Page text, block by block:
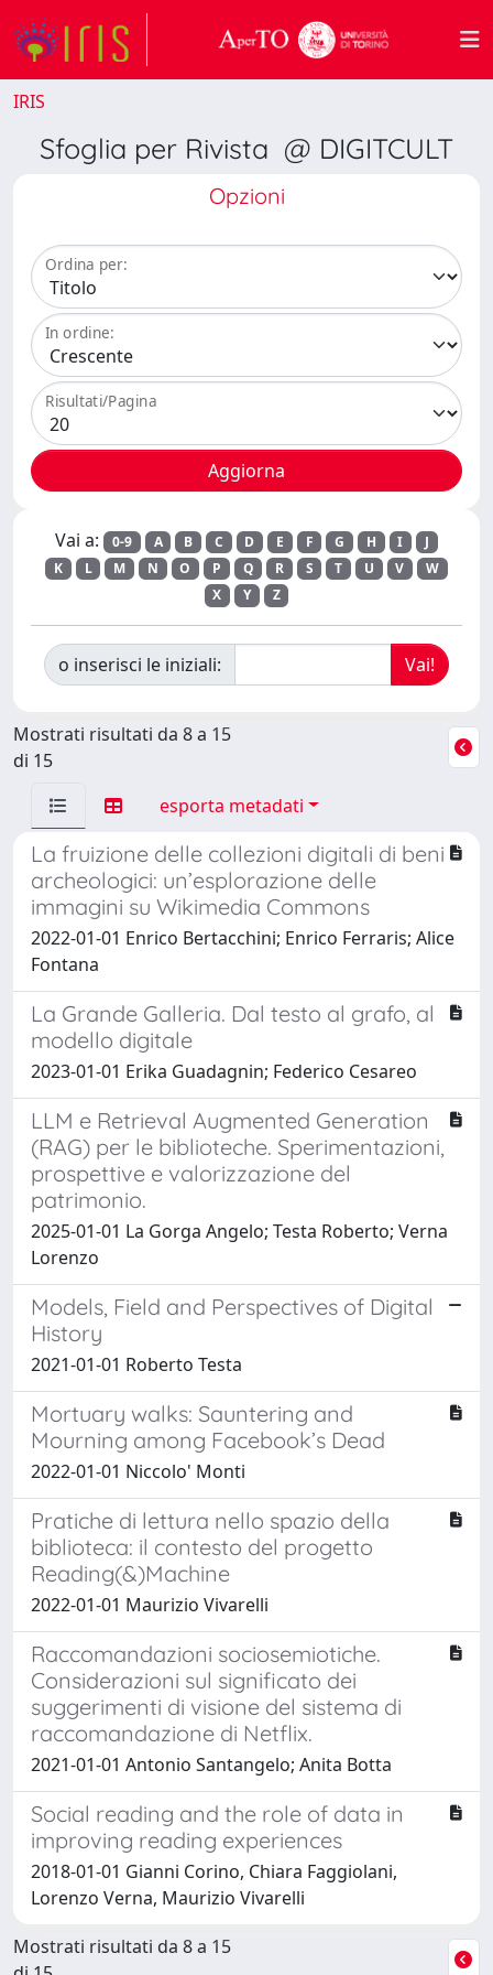
IRIS
Sfoglia per Rivista @ DIGITCULT
Opzioni
Ordina per:
In ordine:
Risultati/Pagina
Vai a: 0-9 A B C D E F G H I
J
K
L M N O P Q R S T U V
W
X
Y Z
o inserisci le iniziali:
Mostrati risultati da 8 a 15
di 15
esporta metadati
La fruizione delle collezioni digitali di beni
archeologici: un’esplorazione delle
immagini su Wikimedia Commons
2022-01-01 Enrico Bertacchini; Enrico Ferraris; Alice
Fontana
La Grande Galleria. Dal testo al grafo, al
modello digitale
2023-01-01 Erika Guadagnin; Federico Cesareo
LLM e Retrieval Augmented Generation
(RAG) per le biblioteche. Sperimentazioni,
prospettive e valorizzazione del
patrimonio.
2025-01-01 La Gorga Angelo; Testa Roberto; Verna
Lorenzo
Models, Field and Perspectives of Digital
History
2021-01-01 Roberto Testa
Mortuary walks: Sauntering and
Mourning among Facebook’s Dead
2022-01-01 Niccolo' Monti
Pratiche di lettura nello spazio della
biblioteca: il contesto del progetto
Reading(&)Machine
2022-01-01 Maurizio Vivarelli
Raccomandazioni sociosemiotiche.
Considerazioni sul significato dei
suggerimenti di visione del sistema di
raccomandazione di Netflix.
2021-01-01 Antonio Santangelo; Anita Botta
Social reading and the role of data in
improving reading experiences
2018-01-01 Gianni Corino, Chiara Faggiolani,
Lorenzo Verna, Maurizio Vivarelli
Mostrati risultati da 8 a 15